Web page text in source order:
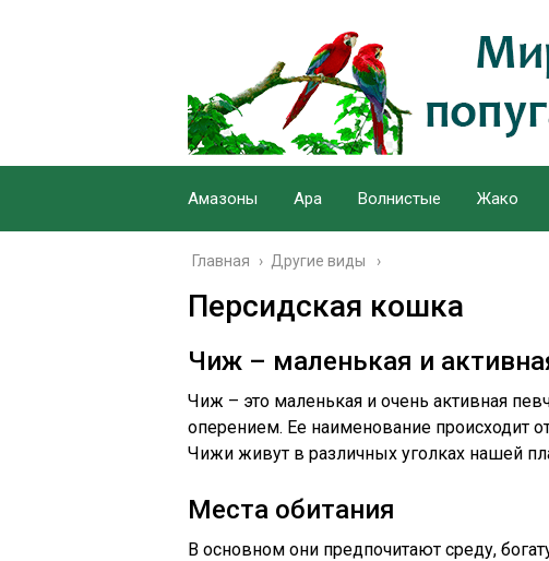
Амазоны Ара Волнистые Жако
Главная › Другие виды
Персидская кошка
Чиж – маленькая и
Чиж – это маленькая и очень активная
оперением. Ее наименование происходит
Чижи живут в различных уголках нашей
Места обитания
В основном они предпочитают среду,